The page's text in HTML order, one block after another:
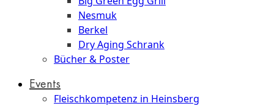
Nesmuk
Berkel
Dry Aging Schrank
Bücher & Poster
Events
Fleischkompetenz in Heinsberg